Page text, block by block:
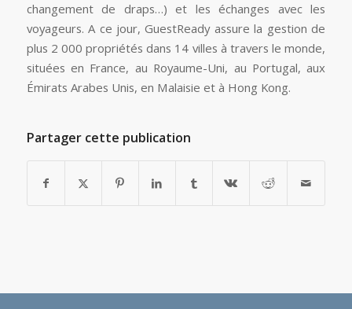
changement de draps…) et les échanges avec les
voyageurs. A ce jour, GuestReady assure la gestion de
plus 2 000 propriétés dans 14 villes à travers le monde,
situées en France, au Royaume-Uni, au Portugal, aux
Émirats Arabes Unis, en Malaisie et à Hong Kong.
Partager cette publication